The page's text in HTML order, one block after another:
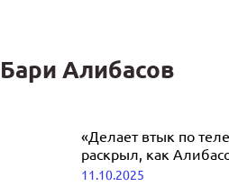
Бари Алибасов
Бари Алибасову
за проблем с
отравления
«Делает втык по
раскрыл, как
11.10.2025